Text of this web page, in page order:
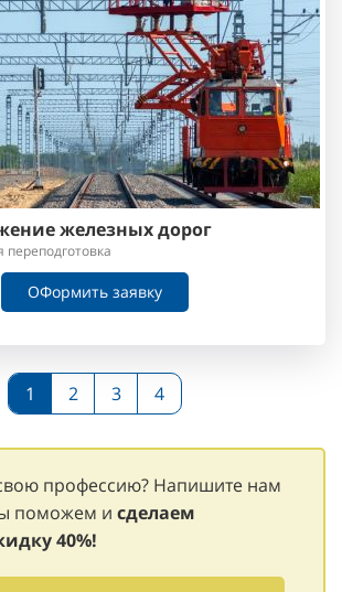
железных дорог
ОФормить заявку
1 2 3 4
профессию? Напишите нам
поможем и сделаем
40%!